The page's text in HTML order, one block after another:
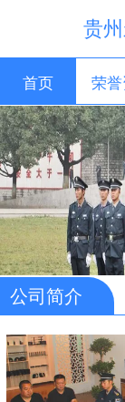
贵
首页 荣
技能展示
关于我们
公司简介